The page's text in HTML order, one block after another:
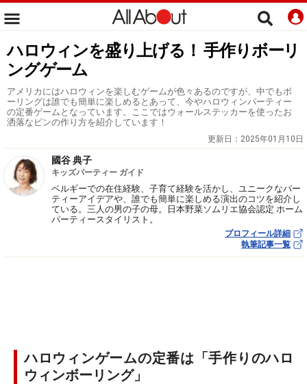
ハロウィンを盛り上げる！ 手作りボーリ
ングゲーム
アメリカにはハロウィンを楽しむゲームが色々あるのですが、中でもボ
ーリングは誰でも簡単に楽しめるとあって、今やハロウィンパーティー
の定番ゲームとなっています。ここではウォールステッカーを使ったお
洒落なピンの作り方を紹介しています！
更新日： 2025年01月10日
國谷 典子
キッズパーティー ガイド
ベルギーでの在住経験、子育て経験を活かし、ユニークなパー
ティーアイデアや、誰でも簡単に楽しめる演出のコツを紹介し
ている。三人の男の子の母。日本野菜ソムリエ協会認定 ホーム
パーティースタイリスト。
プロフィール詳細
執筆記事一覧
ハロウィンゲームの定番は「手作りのハロ
ウィンボーリング」